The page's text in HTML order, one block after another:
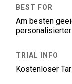
Am besten
Kostenloser